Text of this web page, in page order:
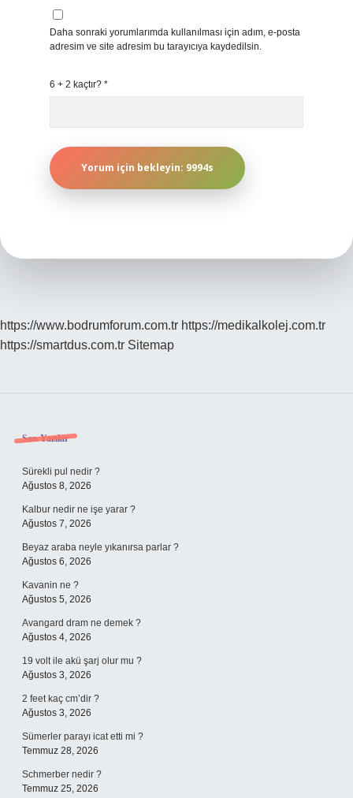
Daha sonraki yorumlarımda kullanılması için adım, e-posta
adresim ve site adresim bu tarayıcıya kaydedilsin.
6 + 2 kaçtır? *
https://www.bodrumforum.com.tr https://medikalkolej.com.tr
https://smartdus.com.tr Sitemap
Sidebar
Son Yazılar
Sürekli pul nedir ?
Ağustos 8, 2026
Kalbur nedir ne işe yarar ?
Ağustos 7, 2026
Beyaz araba neyle yıkanırsa parlar ?
Ağustos 6, 2026
Kavanin ne ?
Ağustos 5, 2026
Avangard dram ne demek ?
Ağustos 4, 2026
19 volt ile akü şarj olur mu ?
Ağustos 3, 2026
2 feet kaç cm’dir ?
Ağustos 3, 2026
Sümerler parayı icat etti mi ?
Temmuz 28, 2026
Schmerber nedir ?
Temmuz 25, 2026